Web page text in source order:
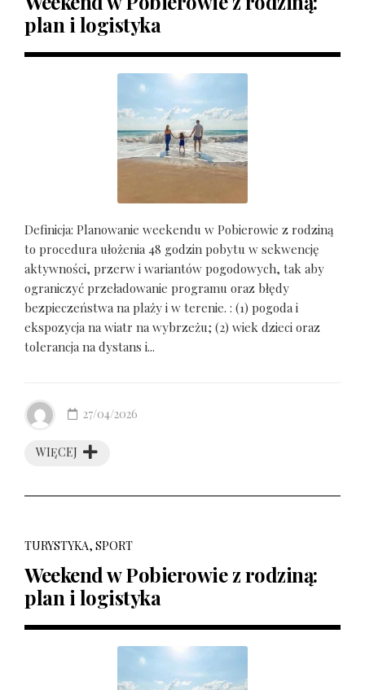
plan i logistyka
Definicja: Planowanie weekendu w Pobierowie z rodziną
to procedura ułożenia 48 godzin pobytu w sekwencję
aktywności, przerw i wariantów pogodowych, tak aby
ograniczyć przeładowanie programu oraz błędy
bezpieczeństwa na plaży i w terenie. : (1) pogoda i
ekspozycja na wiatr na wybrzeżu; (2) wiek dzieci oraz
tolerancja na dystans i...
WIĘCEJ
27/04/2026
TURYSTYKA, SPORT
Weekend w Pobierowie z rodziną:
plan i logistyka